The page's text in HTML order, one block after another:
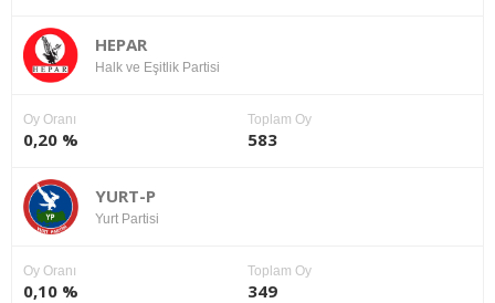
HEPAR
Halk ve Eşitlik Partisi
Oy Oranı
0,20 %
Toplam Oy
583
YURT-P
Yurt Partisi
Oy Oranı
0,10 %
Toplam Oy
349